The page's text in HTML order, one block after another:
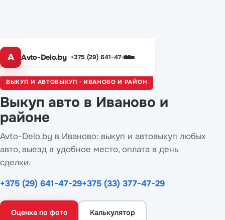
A Avto-Delo.by +375 (29) 641-47-29
Главная / Иваново
ВЫКУП И АВТОВЫКУП · ИВАНОВО И РАЙОН
Выкуп авто в Иваново и
районе
Avto-Delo.by в Иваново: выкуп и автовыкуп любых
авто, выезд в удобное место, оплата в день
сделки.
+375 (29) 641-47-29+375 (33) 377-47-29
Оценка по фото Калькулятор